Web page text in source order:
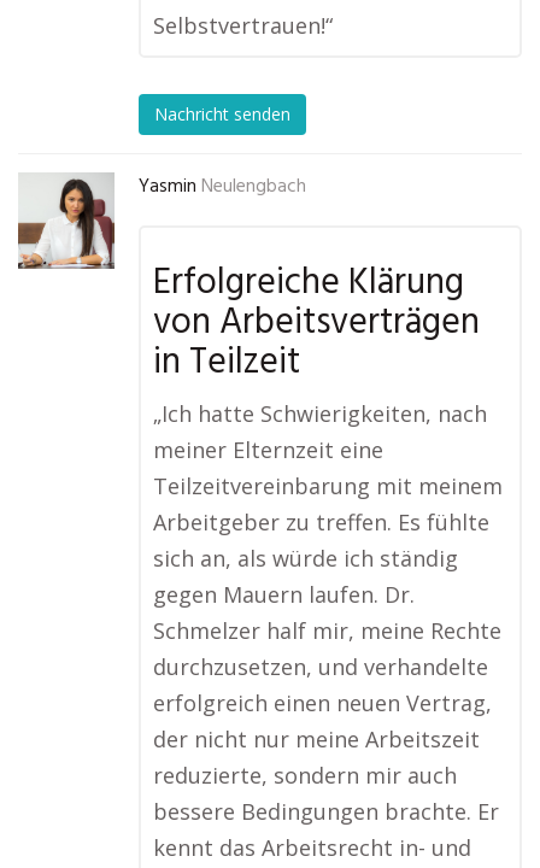
Selbstvertrauen!“
Nachricht senden
Yasmin Neulengbach
Erfolgreiche Klärung
von Arbeitsverträgen
in Teilzeit
„Ich hatte Schwierigkeiten, nach
meiner Elternzeit eine
Teilzeitvereinbarung mit meinem
Arbeitgeber zu treffen. Es fühlte
sich an, als würde ich ständig
gegen Mauern laufen. Dr.
Schmelzer half mir, meine Rechte
durchzusetzen, und verhandelte
erfolgreich einen neuen Vertrag,
der nicht nur meine Arbeitszeit
reduzierte, sondern mir auch
bessere Bedingungen brachte. Er
kennt das Arbeitsrecht in- und